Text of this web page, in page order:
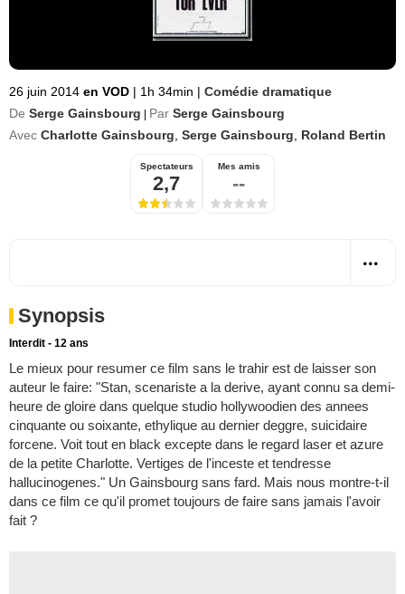
26 juin 2014 en VOD | 1h 34min | Comédie dramatique
De Serge Gainsbourg Par Serge Gainsbourg
Avec Charlotte Gainsbourg Serge Gainsbourg Roland Bertin
Spectateurs
2,7
Mes amis
--
Synopsis
Interdit - 12 ans
Le mieux pour resumer ce film sans le trahir est de laisser son
auteur le faire: "Stan, scenariste a la derive, ayant connu sa demi-
heure de gloire dans quelque studio hollywoodien des annees
cinquante ou soixante, ethylique au dernier deggre, suicidaire
forcene. Voit tout en black excepte dans le regard laser et azure
de la petite Charlotte. Vertiges de l'inceste et tendresse
hallucinogenes." Un Gainsbourg sans fard. Mais nous montre-t-il
dans ce film ce qu'il promet toujours de faire sans jamais l'avoir
fait ?